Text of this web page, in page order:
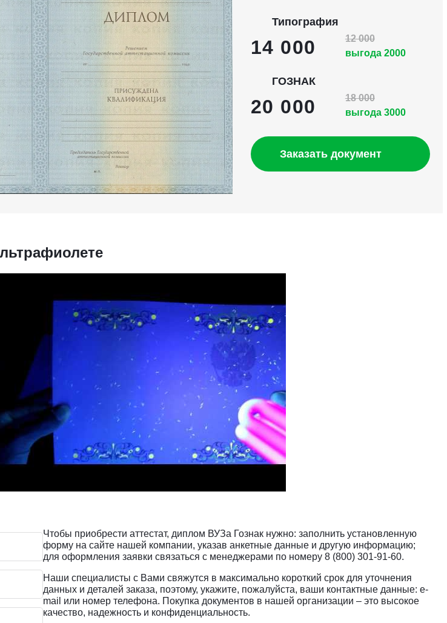
Типография
14 000
12 000
выгода 2000
ГОЗНАК
20 000
18 000
выгода 3000
Заказать документ
Чтобы приобрести аттестат, диплом ВУЗа Гознак нужно: заполнить установленную
форму на сайте нашей компании, указав анкетные данные и другую информацию;
для оформления заявки связаться с менеджерами по номеру 8 (800) 301-91-60.
Наши специалисты с Вами свяжутся в максимально короткий срок для уточнения
данных и деталей заказа, поэтому, укажите, пожалуйста, ваши контактные данные: e-
mail или номер телефона. Покупка документов в нашей организации – это высокое
качество, надежность и конфиденциальность.